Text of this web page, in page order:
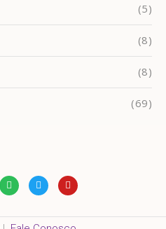
(5)
(8)
(8)
(69)